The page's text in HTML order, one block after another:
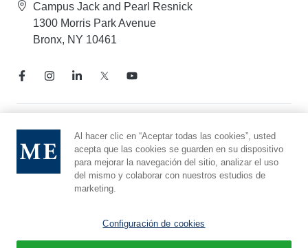
Campus Jack and Pearl Resnick
1300 Morris Park Avenue
Bronx, NY 10461
Aviso de prácticas de privacidad
Línea directa de cumplimiento
Denunciar maltrato
Preferencias de cookies
Al hacer clic en “Aceptar todas las cookies”, usted
acepta que las cookies se guarden en su dispositivo
para mejorar la navegación del sitio, analizar el uso
del mismo y colaborar con nuestros estudios de
marketing.
Configuración de cookies